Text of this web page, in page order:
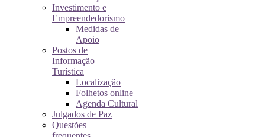
Investimento e
Empreendedorismo
Medidas de
Apoio
Postos de
Informação
Turística
Localização
Folhetos online
Agenda Cultural
Julgados de Paz
Questões